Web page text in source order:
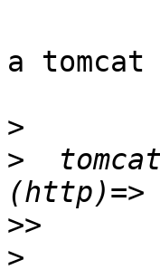
а tomcat
>
>
>>
>